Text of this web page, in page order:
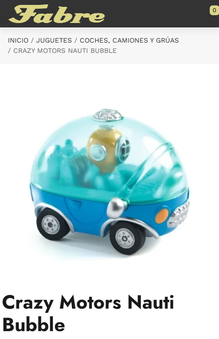
Saltar al contenido principal
0
INICIO JUGUETES
COCHES, CAMIONES Y GRÚAS
CRAZY MOTORS NAUTI BUBBLE
Crazy Motors Nauti
Bubble